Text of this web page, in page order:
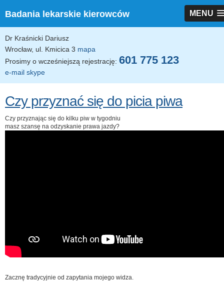
Badania lekarskie kierowców MENU
Dr Kraśnicki Dariusz
Wrocław, ul. Kmicica 3 mapa
Prosimy o wcześniejszą rejestrację: 601 775 123
e-mail skype
Czy przyznać się do picia piwa
Czy przyznając się do kilku piw w tygodniu
masz szansę na odzyskanie prawa jazdy?
Zacznę tradycyjnie od zapytania mojego widza.